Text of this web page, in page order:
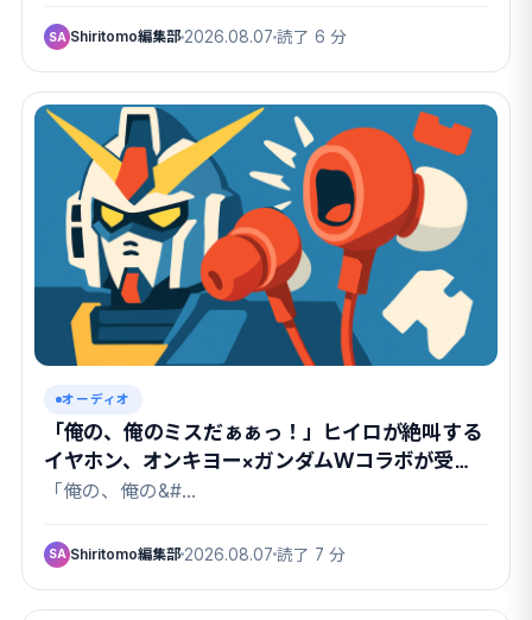
SA Shiritomo編集部 2026.08.07 読了 6 分
オーディオ
「俺の、俺のミスだぁぁっ！」ヒイロが絶叫する
イヤホン、オンキヨー×ガンダムWコラボが受注
開始
「俺の、俺の&#…
SA Shiritomo編集部 2026.08.07 読了 7 分